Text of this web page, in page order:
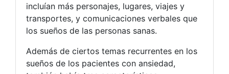
incluían más personajes, lugares, viajes y
transportes, y comunicaciones verbales que
los sueños de las personas sanas.
Además de ciertos temas recurrentes en los
sueños de los pacientes con ansiedad,